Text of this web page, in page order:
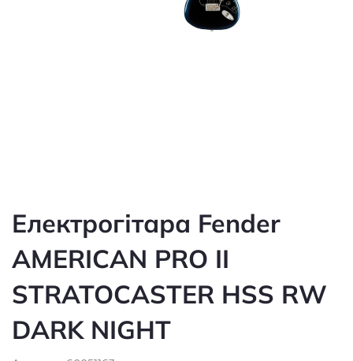
Електрогітара Fender
AMERICAN PRO II
STRATOCASTER HSS RW
DARK NIGHT